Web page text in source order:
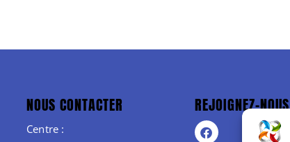
NOUS CONTACTER
Centre :
REJOIGNEZ-NOUS